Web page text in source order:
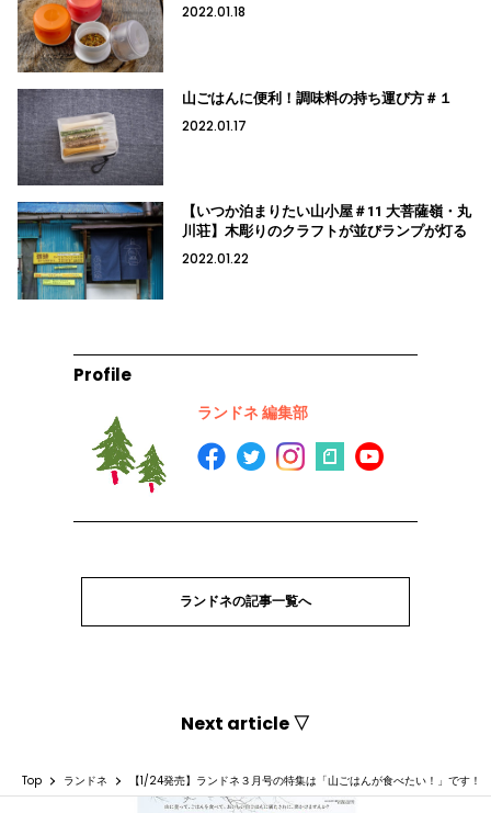
2022.01.18
山ごはんに便利！調味料の持ち運び方＃１
2022.01.17
【いつか泊まりたい山小屋＃11 大菩薩嶺・丸
川荘】木彫りのクラフトが並びランプが灯る
2022.01.22
Profile
ランドネ 編集部
ランドネの記事一覧へ
Next article ▽
Top ランドネ 【1/24発売】ランドネ３月号の特集は「山ごはんが食べたい！」です！